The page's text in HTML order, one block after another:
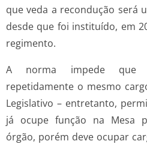
que veda a recondução será
desde que foi instituído, em
regimento.
A norma impede que
repetidamente o mesmo
Legislativo – entretanto,
já ocupe função na Mesa
órgão, porém deve ocupar